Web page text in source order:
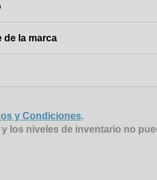
de la marca
y Condiciones.
los niveles de inventario no